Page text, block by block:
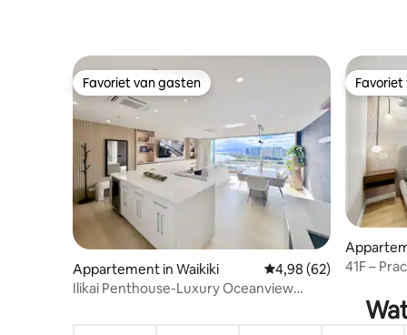
Favoriet van gasten
Favoriet van gasten
Appartement in Waikiki Gemiddelde
4,98 (62)
Ilikai Penthouse-Luxury Oceanview
41F –
de stad